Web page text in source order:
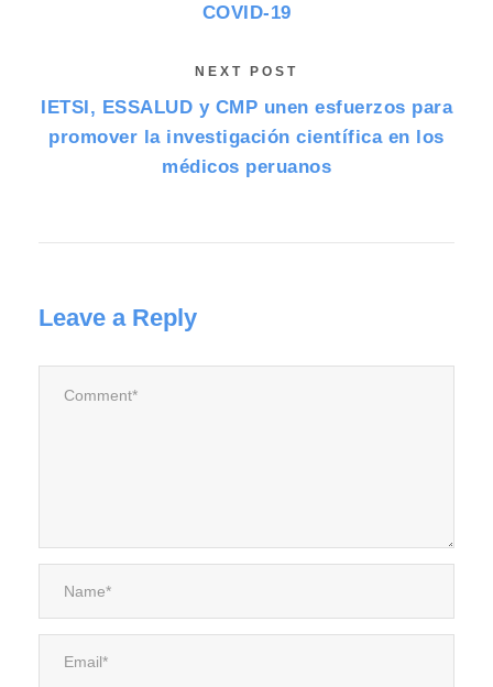
COVID-19
NEXT POST
IETSI, ESSALUD y CMP unen esfuerzos para
promover la investigación científica en los
médicos peruanos
Leave a Reply